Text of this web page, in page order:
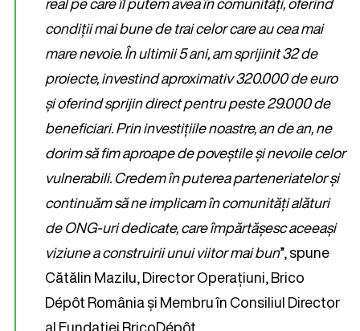
condiții mai bune de trai celor care au cea mai
mare nevoie. În ultimii 5 ani, am sprijinit 32 de
proiecte, investind aproximativ 320.000 de euro
și oferind sprijin direct pentru peste 29.000 de
beneficiari. Prin investițiile noastre, an de an, ne
dorim să fim aproape de poveștile și nevoile celor
vulnerabili. Credem în puterea parteneriatelor și
continuăm să ne implicam în comunități alături
de ONG-uri dedicate, care împărtășesc aceeași
viziune a construirii unui viitor mai bun”, spune
Cătălin Mazilu, Director Operațiuni, Brico
Dépôt România și Membru în Consiliul Director